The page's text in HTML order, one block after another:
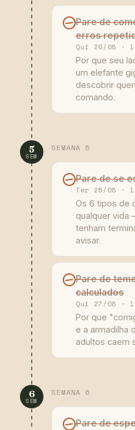
Pare de
erros
Qui 20/08 ·
Por que seu
um elefante
descobrir
comando.
5
SEM
SEMANA 5
Pare de se
Ter 25/08 ·
Os 6 tipos de
qualquer vida
tenham
avisar.
Pare de
calculados
Qui 27/08 ·
Por que
e a armadilha
adultos caem
6
SEM
SEMANA 6
Pare de